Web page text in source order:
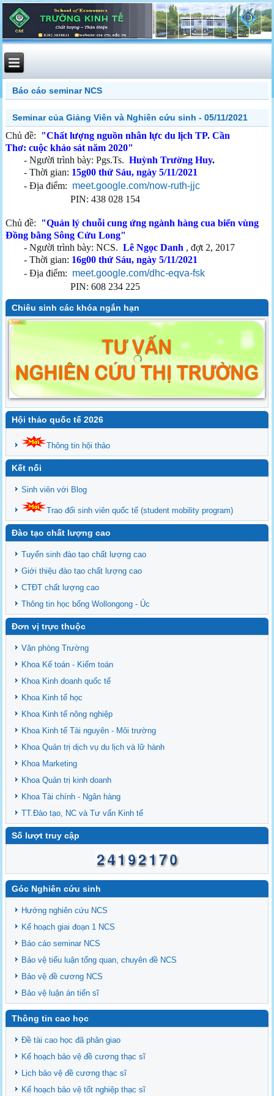
Báo cáo seminar NCS
Seminar của Giảng Viên và Nghiên cứu sinh - 05/11/2021
Chủ đề: "Chất lượng nguồn nhân lực du lịch TP. Cần
Thơ: cuộc khảo sát năm 2020"
- Người trình bày: Pgs.Ts.Huỳnh Trường Huy.
- Thời gian: 15g00 thứ Sáu, ngày 5/11/2021
- Địa điểm: meet.google.com/now-ruth-jjc
PIN: 438 028 154
Chủ đề: "Quản lý chuỗi cung ứng ngành hàng cua biển vùng
Đồng bằng Sông Cửu Long"
- Người trình bày: NCS.Lê Ngọc Danh , đợt 2, 2017
- Thời gian: 16g00 thứ Sáu, ngày 5/11/2021
- Địa điểm: meet.google.com/dhc-eqva-fsk
PIN: 608 234 225
Chiêu sinh các khóa ngắn hạn
Hội thảo quốc tế 2026
Thông tin hội thảo
Kết nối
Sinh viên với Blog
Trao đổi sinh viên quốc tế (student mobility program)
Đào tạo chất lượng cao
Tuyển sinh đào tạo chất lượng cao
Giới thiệu đào tạo chất lượng cao
CTĐT chất lượng cao
Thông tin học bổng Wollongong - Úc
Đơn vị trực thuộc
Văn phòng Trường
Khoa Kế toán - Kiểm toán
Khoa Kinh doanh quốc tế
Khoa Kinh tế học
Khoa Kinh tế nông nghiệp
Khoa Kinh tế Tài nguyên - Môi trường
Khoa Quản trị dịch vụ du lịch và lữ hành
Khoa Marketing
Khoa Quản trị kinh doanh
Khoa Tài chính - Ngân hàng
TT.Đào tạo, NC và Tư vấn Kinh tế
Số lượt truy cập
Góc Nghiên cứu sinh
Hướng nghiên cứu NCS
Kế hoạch giai đoạn 1 NCS
Báo cáo seminar NCS
Bảo vệ tiểu luận tổng quan, chuyên đề NCS
Bảo vệ đề cương NCS
Bảo vệ luận án tiến sĩ
Thông tin cao học
Đề tài cao học đã phân giao
Kế hoạch bảo vệ đề cương thạc sĩ
Lịch bảo vệ đề cương thạc sĩ
Kế hoạch bảo vệ tốt nghiệp thạc sĩ